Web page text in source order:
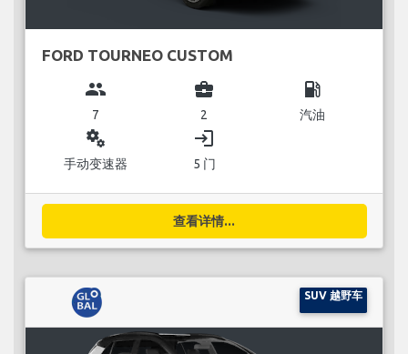
FORD TOURNEO CUSTOM
group
7
business_center
2
local_gas_station
汽油
miscellaneous_services
手动变速器
login
5 门
查看详情...
SUV 越野车